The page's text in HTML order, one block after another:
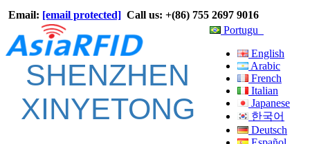
Email: [email protected] Call us: +(86) 755 2697 9016
Portugu
English
Arabic
French
Italian
Japanese
한국어
Deutsch
SHENZHEN
XINYETONG